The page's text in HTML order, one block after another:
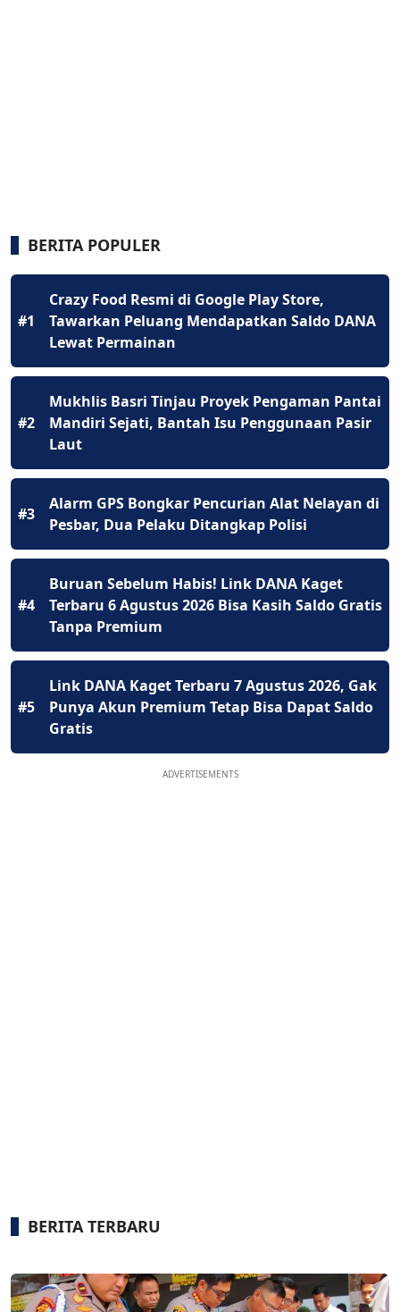
BERITA POPULER
#1
Crazy Food Resmi di Google Play Store,
Tawarkan Peluang Mendapatkan Saldo DANA
Lewat Permainan
#2
Mukhlis Basri Tinjau Proyek Pengaman Pantai
Mandiri Sejati, Bantah Isu Penggunaan Pasir
Laut
#3
Alarm GPS Bongkar Pencurian Alat Nelayan di
Pesbar, Dua Pelaku Ditangkap Polisi
#4
Buruan Sebelum Habis! Link DANA Kaget
Terbaru 6 Agustus 2026 Bisa Kasih Saldo Gratis
Tanpa Premium
#5
Link DANA Kaget Terbaru 7 Agustus 2026, Gak
Punya Akun Premium Tetap Bisa Dapat Saldo
Gratis
ADVERTISEMENTS
BERITA TERBARU